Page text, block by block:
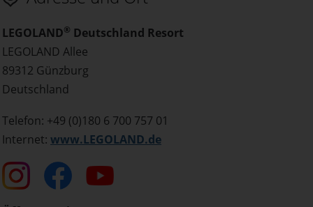
LEGOLAND® Deutschland Resort
LEGOLAND Allee
89312 Günzburg
Deutschland
Telefon: +49 (0)180 6 700 757 01
Internet: www.LEGOLAND.de